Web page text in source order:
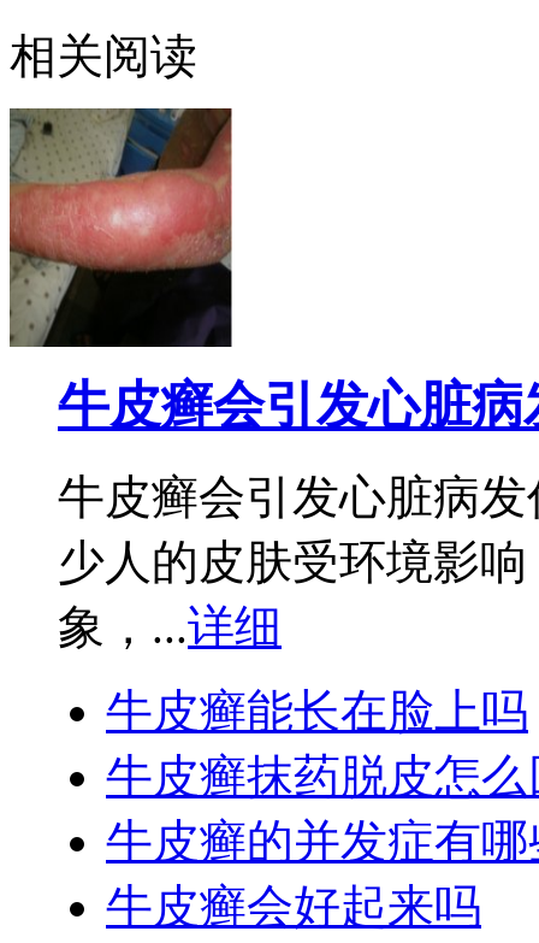
相关阅读
牛皮癣会引发心脏病
牛皮癣会引发心脏病
少人的皮肤受环境影
象，...详细
牛皮癣能长在脸上吗
牛皮癣抹药脱皮怎
牛皮癣的并发症有哪
牛皮癣会好起来吗